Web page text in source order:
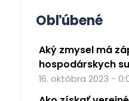
Obľúbené
Aký zmysel má
hospodárskych
16. októbra 2023 -